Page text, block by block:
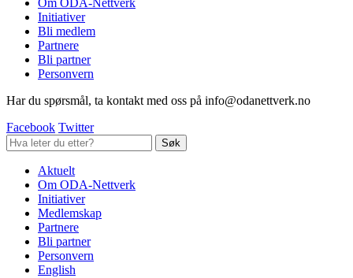
Om ODA-Nettverk
Initiativer
Bli medlem
Partnere
Bli partner
Personvern
Har du spørsmål, ta kontakt med oss på info@odanettverk.no
Facebook Twitter
Aktuelt
Om ODA-Nettverk
Initiativer
Medlemskap
Partnere
Bli partner
Personvern
English